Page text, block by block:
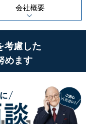
会社概要
考慮した
めます